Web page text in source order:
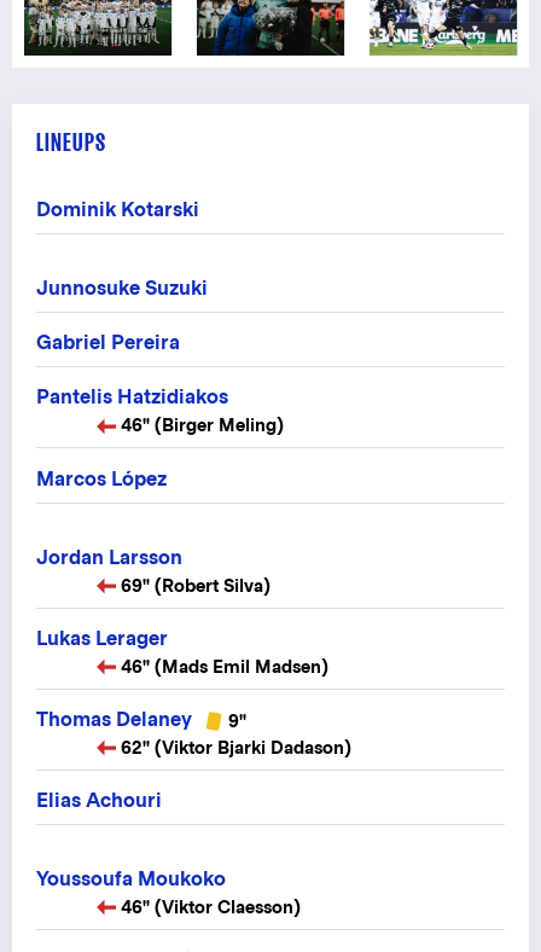
LINEUPS
Dominik Kotarski
Junnosuke Suzuki
Gabriel Pereira
Pantelis Hatzidiakos
46" (Birger Meling)
Marcos López
Jordan Larsson
69" (Robert Silva)
Lukas Lerager
46" (Mads Emil Madsen)
Thomas Delaney
9"
62" (Viktor Bjarki Dadason)
Elias Achouri
Youssoufa Moukoko
46" (Viktor Claesson)